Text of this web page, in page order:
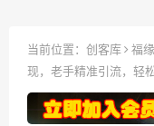
当前位置： 创客库 福
现，老手精准引流，轻